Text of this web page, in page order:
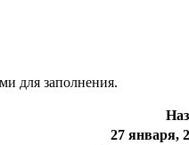
для заполнения.
27 января,